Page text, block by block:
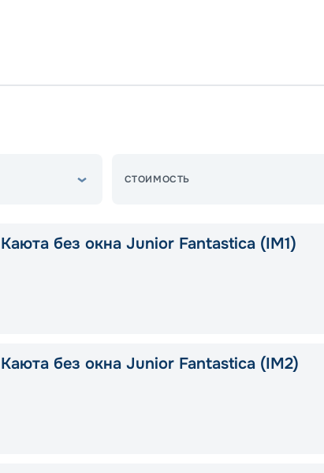
СТОИМОСТЬ
Каюта без окна Junior Fantastica (IM1)
Каюта без окна Junior Fantastica (IM2)